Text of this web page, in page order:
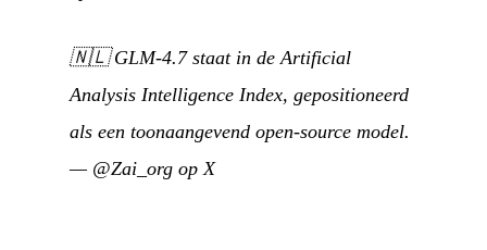
🇳🇱GLM-4.7 staat in de Artificial
Analysis Intelligence Index, gepositioneerd
als een toonaangevend open-source model.
— @Zai_org op X